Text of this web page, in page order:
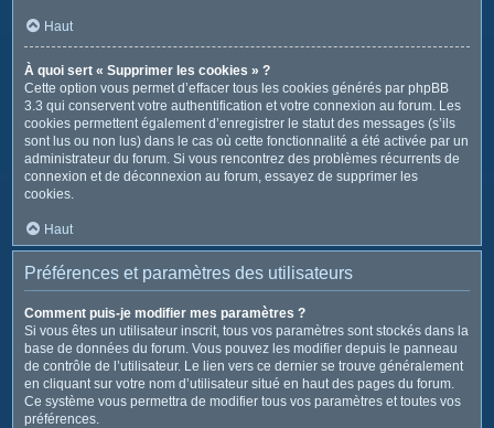
Haut
À quoi sert « Supprimer les cookies » ?
Cette option vous permet d’effacer tous les cookies générés par phpBB
3.3 qui conservent votre authentification et votre connexion au forum. Les
cookies permettent également d’enregistrer le statut des messages (s’ils
sont lus ou non lus) dans le cas où cette fonctionnalité a été activée par un
administrateur du forum. Si vous rencontrez des problèmes récurrents de
connexion et de déconnexion au forum, essayez de supprimer les
cookies.
Haut
Préférences et paramètres des utilisateurs
Comment puis-je modifier mes paramètres ?
Si vous êtes un utilisateur inscrit, tous vos paramètres sont stockés dans la
base de données du forum. Vous pouvez les modifier depuis le panneau
de contrôle de l’utilisateur. Le lien vers ce dernier se trouve généralement
en cliquant sur votre nom d’utilisateur situé en haut des pages du forum.
Ce système vous permettra de modifier tous vos paramètres et toutes vos
préférences.